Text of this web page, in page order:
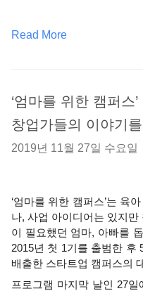
Read More
‘엄마를 위한 캠퍼스
창업가들의 이야기
2019년 11월 27일 수요일
‘엄마를 위한 캠퍼스’는 육
나, 사업 아이디어는 있지
이 필요했던 엄마, 아빠를
2015년 첫 1기를 출범한 후
배출한 스타트업 캠퍼스의
프로그램 마지막 날인 27